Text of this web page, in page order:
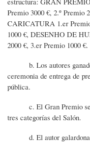
Premio 3000 €, 2.º Premio
CARICATURA 1.er
1000 €, DESENHO DE
2000 €, 3.er Premio 1000 €.
b. Los autores
ceremonia de entrega de
pública.
c. El Gran Premio se
tres categorías del Salón.
d. El autor